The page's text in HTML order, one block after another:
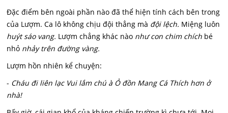
Đặc điểm bên ngoài phần nào đã thể hiện tính cách bên trong
của Lượm. Ca lô không chịu đội thẳng mà đội lệch. Miệng luôn
huýt sáo vang. Lượm chẳng khác nào như con chim chích bé
nhỏ nhảy trên đường vàng.
Lượm hồn nhiên kể chuyện:
- Cháu đi liên lạc Vui lắm chú à Ỏ đồn Mang Cá Thích hơn ở
nhà!